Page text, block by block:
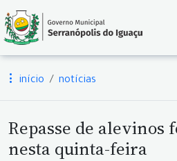
início notícias
Repasse de alevinos
nesta quinta-feira